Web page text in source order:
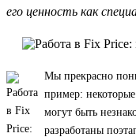
его ценность как
Мы прекрасно
пример: некоторые
могут быть
разработаны